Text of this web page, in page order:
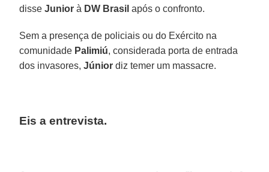
disseJunior à DW Brasil após o confronto.
Sem a presença de policiais ou do Exército na
comunidade Palimiú, considerada porta de entrada
dos invasores,Júnior diz temer um massacre.
Eis a entrevista.